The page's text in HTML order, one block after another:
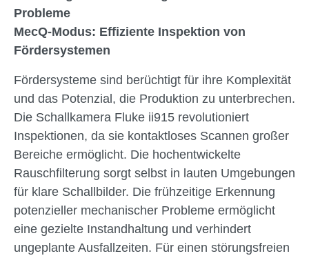
Probleme
MecQ-Modus: Effiziente Inspektion von
Fördersystemen
Fördersysteme sind berüchtigt für ihre Komplexität
und das Potenzial, die Produktion zu unterbrechen.
Die Schallkamera Fluke ii915 revolutioniert
Inspektionen, da sie kontaktloses Scannen großer
Bereiche ermöglicht. Die hochentwickelte
Rauschfilterung sorgt selbst in lauten Umgebungen
für klare Schallbilder. Die frühzeitige Erkennung
potenzieller mechanischer Probleme ermöglicht
eine gezielte Instandhaltung und verhindert
ungeplante Ausfallzeiten. Für einen störungsfreien